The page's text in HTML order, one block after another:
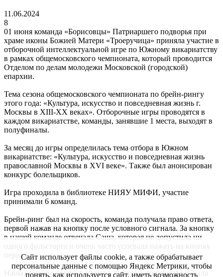
11.06.2024
8
01 июня команда «Борисовцы» Патриаршего подворья при
храме иконы Божией Матери «Троеручица» приняла участие в
отборочной интеллектуальной игре по Южному викариатству
в рамках общемосковского чемпионата, который проводится
Отделом по делам молодежи Московской (городской)
епархии.
Тема сезона общемосковского чемпионата по брейн-рингу
этого года: «Культура, искусство и повседневная жизнь г.
Москвы в XIII-XX веках». Отборочные игры проводятся в
каждом викариатстве, команды, занявшие 1 места, выходят в
полуфиналы.
За месяц до игры определилась тема отбора в Южном
викариатстве: «Культура, искусство и повседневная жизнь
православной Москвы в XVI веке». Также был анонсирован
конкурс болельщиков.
Игра проходила в библиотеке НИЯУ МИФИ, участие
принимали 6 команд.
Брейн-ринг был на скорость, команда получала право ответа,
первой нажав на кнопку после условного сигнала. За кнопку
в нашей команде отвечала Саша, которая не допустила ни
одного фальстарта и очень часто успевала нажать на кнопку
первой.
Наша команда заняла 1-е место, вышла в полуфинал и была
Сайт использует файлы cookie, а также обрабатывает
персональные данные с помощью Яндекс Метрики, чтобы
понять, как используется сайт, иметь возможность